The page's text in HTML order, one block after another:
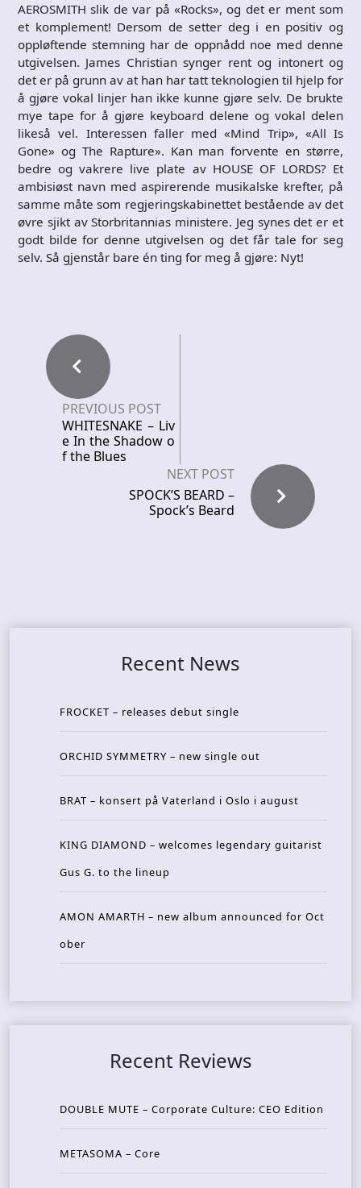
AEROSMITH slik de var på «Rocks», og det er ment som
et komplement! Dersom de setter deg i en positiv og
oppløftende stemning har de oppnådd noe med denne
utgivelsen. James Christian synger rent og intonert og
det er på grunn av at han har tatt teknologien til hjelp for
å gjøre vokal linjer han ikke kunne gjøre selv. De brukte
mye tape for å gjøre keyboard delene og vokal delen
likeså vel. Interessen faller med «Mind Trip», «All Is
Gone» og The Rapture». Kan man forvente en større,
bedre og vakrere live plate av HOUSE OF LORDS? Et
ambisiøst navn med aspirerende musikalske krefter, på
samme måte som regjeringskabinettet bestående av det
øvre sjikt av Storbritannias ministere. Jeg synes det er et
godt bilde for denne utgivelsen og det får tale for seg
selv. Så gjenstår bare én ting for meg å gjøre: Nyt!
PREVIOUS POST
WHITESNAKE – Liv
e In the Shadow o
f the Blues
NEXT POST
SPOCK’S BEARD –
Spock’s Beard
Recent News
FROCKET – releases debut single
ORCHID SYMMETRY – new single out
BRAT – konsert på Vaterland i Oslo i august
KING DIAMOND – welcomes legendary guitarist
Gus G. to the lineup
AMON AMARTH – new album announced for Oct
ober
Recent Reviews
DOUBLE MUTE – Corporate Culture: CEO Edition
METASOMA – Core